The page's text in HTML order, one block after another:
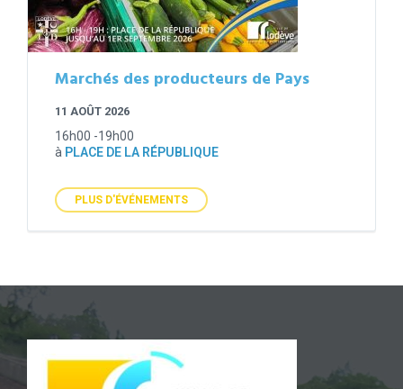
Marchés des producteurs de Pays
11 AOÛT 2026
16h00 -19h00
à PLACE DE LA RÉPUBLIQUE
PLUS D'ÉVÉNEMENTS